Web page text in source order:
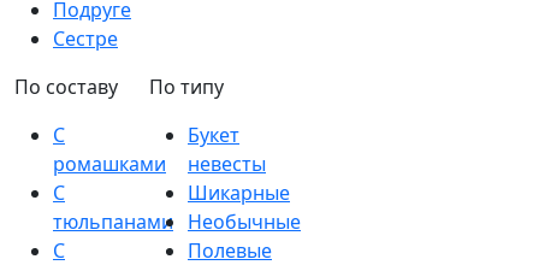
Подруге
Сестре
По составу
С
ромашками
С
тюльпанами
С
По типу
Букет
невесты
Шикарные
Необычные
Полевые